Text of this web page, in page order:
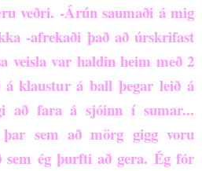
veðri. -Árún saumaði á mig
-afrekaði það að úrskrifast
veisla var haldin heim með 2
klaustur á ball þegar leið á
að fara á sjóinn í sumar...
þar sem að mörg gigg voru
sem ég þurfti að gera. Ég fór